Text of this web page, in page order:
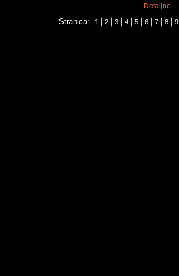
Detaljno...
Stranica: 1 2 3 4 5 6 7 8 9